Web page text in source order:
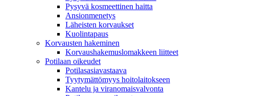
Pysyvä kosmeettinen haitta
Ansionmenetys
Läheisten korvaukset
Kuolintapaus
Korvausten hakeminen
Korvaushakemuslomakkeen liitteet
Potilaan oikeudet
Potilasasiavastaava
Tyytymättömyys hoitolaitokseen
Kantelu ja viranomaisvalvonta